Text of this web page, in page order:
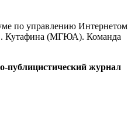
по управлению Интернетом
Е. Кутафина (МГЮА). Команда
публицистический журнал